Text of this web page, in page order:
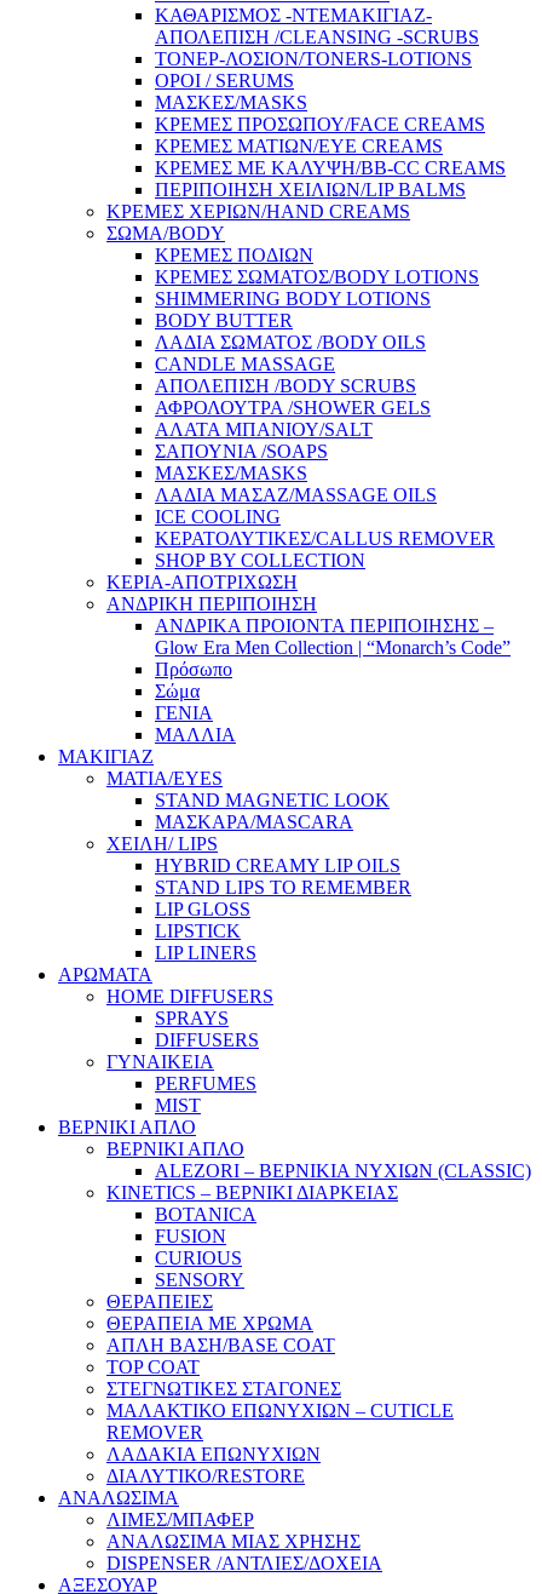
ΚΑΘΑΡΙΣΜΟΣ -ΝΤΕΜΑΚΙΓΙΑΖ-
ΑΠΟΛΕΠΙΣΗ /CLEANSING -SCRUBS
ΤΟΝΕΡ-ΛΟΣΙΟΝ/TONERS-LOTIONS
ΟΡΟΙ / SERUMS
ΜΑΣΚΕΣ/MASKS
ΚΡΕΜΕΣ ΠΡΟΣΩΠΟΥ/FACE CREAMS
ΚΡΕΜΕΣ ΜΑΤΙΩΝ/EYE CREAMS
ΚΡΕΜΕΣ ΜΕ ΚΑΛΥΨΗ/BB-CC CREAMS
ΠΕΡΙΠΟΙΗΣΗ ΧΕΙΛΙΩΝ/LIP BALMS
ΚΡΕΜΕΣ ΧΕΡΙΩΝ/HAND CREAMS
ΣΩΜΑ/BODY
ΚΡΕΜΕΣ ΠΟΔΙΩΝ
ΚΡΕΜΕΣ ΣΩΜΑΤΟΣ/BODY LOTIONS
SHIMMERING BODY LOTIONS
BODY BUTTER
ΛΑΔΙΑ ΣΩΜΑΤΟΣ /BODY OILS
CANDLE MASSAGE
ΑΠΟΛΕΠΙΣΗ /BODY SCRUBS
ΑΦΡΟΛΟΥΤΡΑ /SHOWER GELS
ΑΛΑΤΑ ΜΠΑΝΙΟΥ/SALT
ΣΑΠΟΥΝΙΑ /SOAPS
ΜΑΣΚΕΣ/MASKS
ΛΑΔΙΑ ΜΑΣΑΖ/MASSAGE OILS
ICE COOLING
ΚΕΡΑΤΟΛΥΤΙΚΕΣ/CALLUS REMOVER
SHOP BY COLLECTION
ΚΕΡΙΑ-ΑΠΟΤΡΙΧΩΣΗ
ΑΝΔΡΙΚΗ ΠΕΡΙΠΟΙΗΣΗ
ΑΝΔΡΙΚΑ ΠΡΟΙΟΝΤΑ ΠΕΡΙΠΟΙΗΣΗΣ –
Glow Era Men Collection | “Monarch’s Code”
Πρόσωπο
Σώμα
ΓΕΝΙΑ
ΜΑΛΛΙΑ
ΜΑΚΙΓΙΑΖ
ΜΑΤΙΑ/EYES
STAND MAGNETIC LOOK
ΜΑΣΚΑΡΑ/MASCARA
ΧΕΙΛΗ/ LIPS
HYBRID CREAMY LIP OILS
STAND LIPS TO REMEMBER
LIP GLOSS
LIPSTICK
LIP LINERS
ΑΡΩΜΑΤΑ
HOME DIFFUSERS
SPRAYS
DIFFUSERS
ΓΥΝΑΙΚΕΙΑ
PERFUMES
MIST
ΒΕΡΝΙΚΙ ΑΠΛΟ
ΒΕΡΝΙΚΙ ΑΠΛΟ
ALEZORI – ΒΕΡΝΙΚΙΑ ΝΥΧΙΩΝ (CLASSIC)
KINETICS – ΒΕΡΝΙΚΙ ΔΙΑΡΚΕΙΑΣ
BOTANICA
FUSION
CURIOUS
SENSORY
ΘΕΡΑΠΕΙΕΣ
ΘΕΡΑΠΕΙΑ ΜΕ ΧΡΩΜΑ
ΑΠΛΗ ΒΑΣΗ/BASE COAT
TOP COAT
ΣΤΕΓΝΩΤΙΚΕΣ ΣΤΑΓΟΝΕΣ
ΜΑΛΑΚΤΙΚΟ ΕΠΩΝΥΧΙΩΝ – CUTICLE
REMOVER
ΛΑΔΑΚΙΑ ΕΠΩΝΥΧΙΩΝ
ΔΙΑΛΥΤΙΚΟ/RESTORE
ΑΝΑΛΩΣΙΜΑ
ΛΙΜΕΣ/ΜΠΑΦΕΡ
ΑΝΑΛΩΣΙΜΑ ΜΙΑΣ ΧΡΗΣΗΣ
DISPENSER /ΑΝΤΛΙΕΣ/ΔΟΧΕΙΑ
ΑΞΕΣΟΥΑΡ